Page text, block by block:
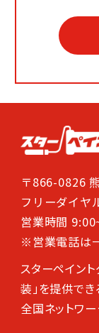
〒866-0826
フリーダイヤ
営業時間
※営業電話は
スターペイン
装」を提供で
全国ネットワー